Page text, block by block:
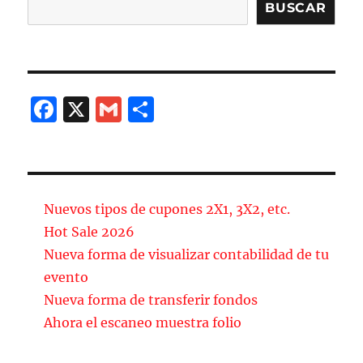
BUSCAR
F
b
o
o
k
X
G
a
ir
Nuevos tipos de cupones 2X1, 3X2, etc.
Hot Sale 2026
Nueva forma de visualizar contabilidad de tu
evento
Nueva forma de transferir fondos
Ahora el escaneo muestra folio